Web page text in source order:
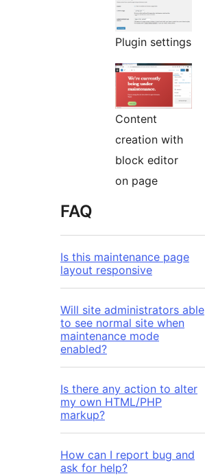
Plugin settings
Content
creation with
block editor
on page
FAQ
Is this maintenance page
layout responsive
Will site administrators able
to see normal site when
maintenance mode
enabled?
Is there any action to alter
my own HTML/PHP
markup?
How can I report bug and
ask for help?